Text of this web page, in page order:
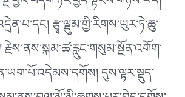
རྩྭ་ལྡུམ་གྱི་རིགས་ཡུར་ཏེ་ཆུ་
དུས་ལྟར་སྡུད་